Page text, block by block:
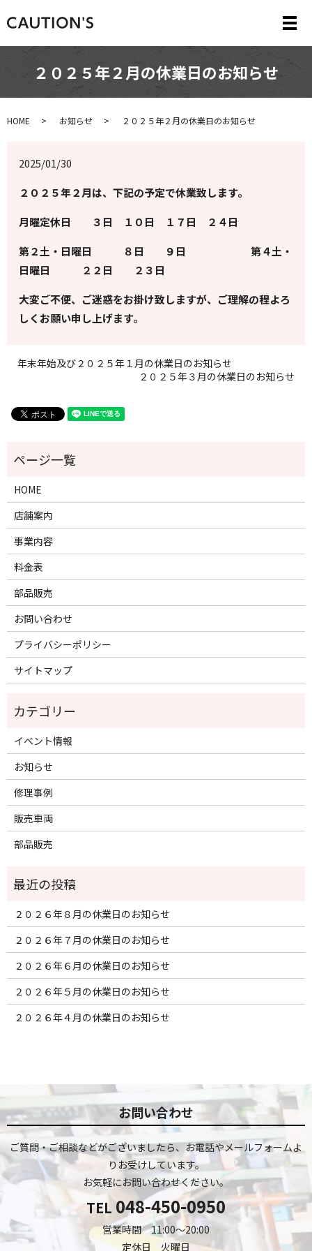
メ
２０２５年２月の休業日のお知らせ
HOME お知らせ ２０２５年２月の休業日のお知らせ
2025/01/30
２０２５年２月は、下記の予定で休業致します。
月曜定休日 ３日 １０日 １７日 ２４日
第２土・日曜日 ８日 ９日 第４土・
日曜日 ２２日 ２３日
大変ご不便、ご迷惑をお掛け致しますが、ご理解の程よろ
しくお願い申し上げます。
年末年始及び２０２５年１月の休業日のお知らせ
２０２５年３月の休業日のお知らせ
HOME
店舗案内
事業内容
料金表
部品販売
お問い合わせ
プライバシーポリシー
サイトマップ
イベント情報
お知らせ
修理事例
販売車両
部品販売
２０２６年８月の休業日のお知らせ
２０２６年７月の休業日のお知らせ
２０２６年６月の休業日のお知らせ
２０２６年５月の休業日のお知らせ
２０２６年４月の休業日のお知らせ
お問い合わせ
ご質問・ご相談などがございましたら、お電話やメールフォームよ
りお受けしています。
お気軽にお問い合わせください。
TEL 048-450-0950
営業時間 11:00～20:00
定休日 火曜日